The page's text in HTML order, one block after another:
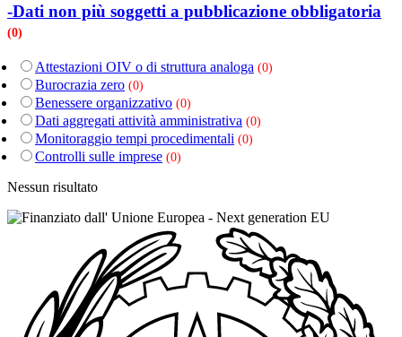
-Dati non più soggetti a pubblicazione obbligatoria
(0)
Attestazioni OIV o di struttura analoga (0)
Burocrazia zero (0)
Benessere organizzativo (0)
Dati aggregati attività amministrativa (0)
Monitoraggio tempi procedimentali (0)
Controlli sulle imprese (0)
Nessun risultato